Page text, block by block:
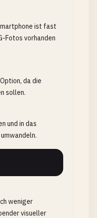
ist fast
Fotos vorhanden
da die
sollen.
und in das
weniger
visueller